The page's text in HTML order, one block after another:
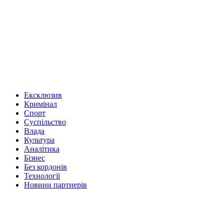
Ексклюзив
Кримінал
Спорт
Суспільство
Влада
Культура
Аналітика
Бізнес
Без кордонів
Технології
Новини партнерів